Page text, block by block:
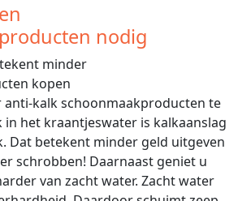
nodig
kalk schoonmaakproducten te
in het kraantjeswater is kalkaanslag
Dat betekent minder geld uitgeven
schrobben! Daarnaast geniet u
van zacht water. Zacht water